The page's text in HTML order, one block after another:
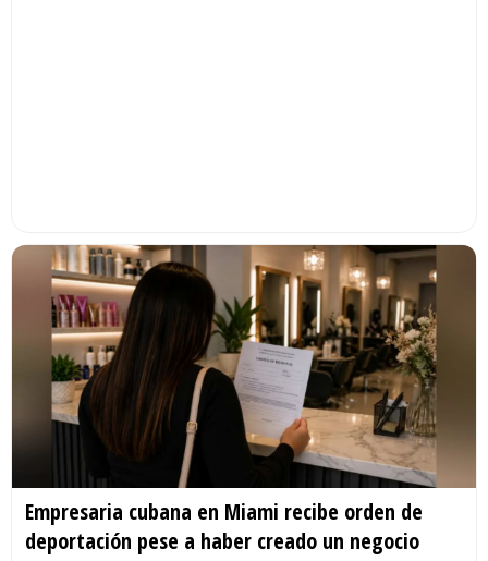
Empresaria cubana en Miami recibe orden de
deportación pese a haber creado un negocio